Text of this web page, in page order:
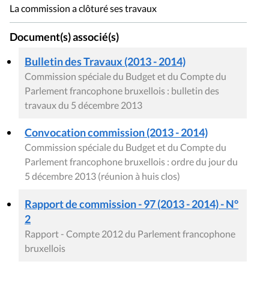
La commission a clôturé ses travaux
Document(s) associé(s)
Bulletin des Travaux (2013 - 2014)
Commission spéciale du Budget et du Compte du
Parlement francophone bruxellois : bulletin des
travaux du 5 décembre 2013
Convocation commission (2013 - 2014)
Commission spéciale du Budget et du Compte du
Parlement francophone bruxellois : ordre du jour du
5 décembre 2013 (réunion à huis clos)
Rapport de commission - 97 (2013 - 2014) - N°
2
Rapport - Compte 2012 du Parlement francophone
bruxellois